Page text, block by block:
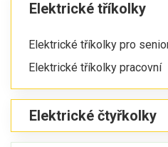
Elektrické tříkolky
Elektrické tříkolky pro
Elektrické tříkolky pracovní
Elektrické čtyřkolky